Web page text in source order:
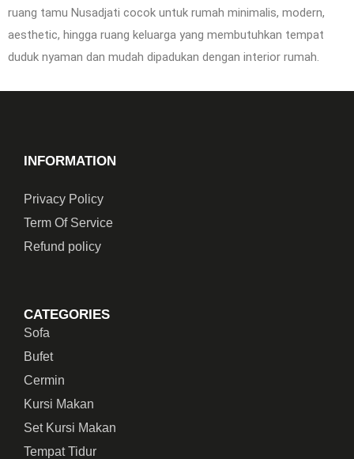
ruang tamu Nusadjati cocok untuk rumah minimalis, modern,
aesthetic, hingga ruang keluarga yang membutuhkan tempat
duduk nyaman dan mudah dipadukan dengan interior rumah.
INFORMATION
Privacy Policy
Term Of Service
Refund policy
CATEGORIES
Sofa
Bufet
Cermin
Kursi Makan
Set Kursi Makan
Tempat Tidur